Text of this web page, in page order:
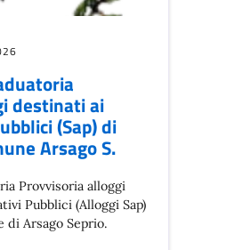
destinati ai
(Sap) di
Arsago S.
Provvisoria alloggi
Pubblici (Alloggi Sap)
di Arsago Seprio.